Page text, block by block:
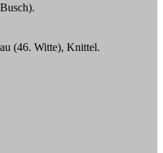
(46. Witte), Knittel.